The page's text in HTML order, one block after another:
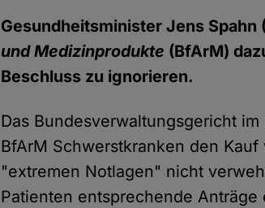
Gesundheitsminister Jens Spahn
und Medizinprodukte (BfArM)
Beschluss zu ignorieren.
Das Bundesverwaltungsgericht
BfArM Schwerstkranken den
"extremen Notlagen" nicht
Patienten entsprechende